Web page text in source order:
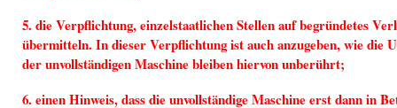
5. die Verpflichtung, einzelstaatlichen Stellen auf begründetes
übermitteln. In dieser Verpflichtung ist auch anzugeben, wie die
der unvollständigen Maschine bleiben hiervon unberührt;
6. einen Hinweis, dass die unvollständige Maschine erst dann in